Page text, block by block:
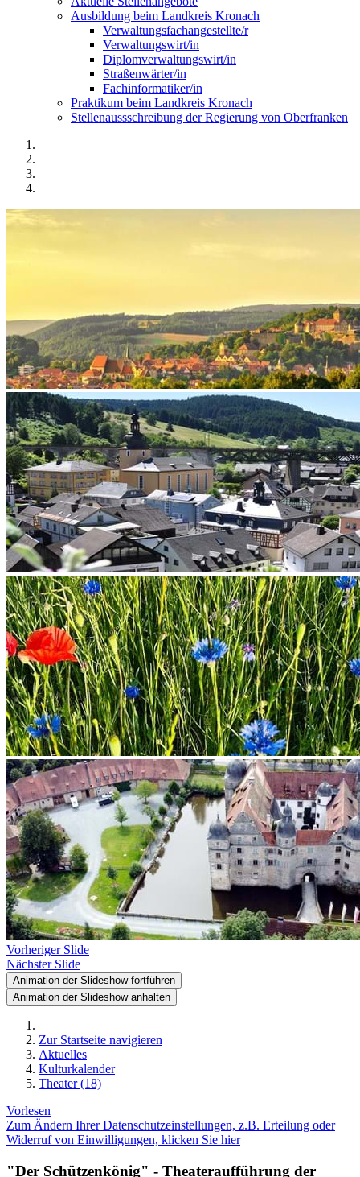
Ausbildung beim Landkreis Kronach
Verwaltungsfachangestellte/r
Verwaltungswirt/in
Diplomverwaltungswirt/in
Straßenwärter/in
Fachinformatiker/in
Praktikum beim Landkreis Kronach
Stellenaussschreibung der Regierung von Oberfranken
Vorheriger Slide
Nächster Slide
Animation der Slideshow fortführen
Animation der Slideshow anhalten
Zur Startseite navigieren
Aktuelles
Kulturkalender
Theater (18)
Vorlesen
Zum Ändern Ihrer Datenschutzeinstellungen, z.B. Erteilung oder
Widerruf von Einwilligungen, klicken Sie hier
"Der Schützenkönig" - Theateraufführung der